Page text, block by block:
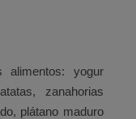
alimentos: yogur
zanahorias
plátano maduro